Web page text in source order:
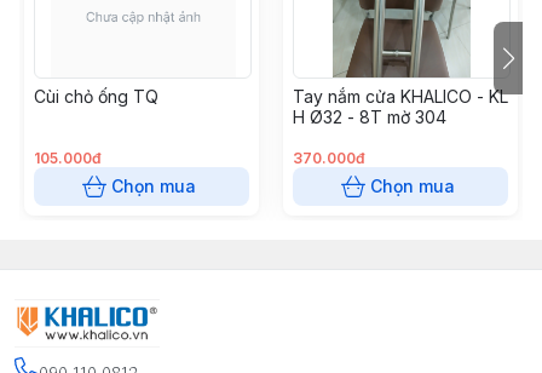
Cùi chỏ ống TQ
105.000đ
Chọn mua
Tay nắm cửa KHALICO - KL
H Ø32 - 8T mờ 304
370.000đ
Chọn mua